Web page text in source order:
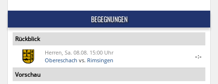
BEGEGNUNGEN
Rückblick
Herren, Sa. 08.08. 15:00 Uhr
Obereschach vs. Rimsingen
-:-
Vorschau